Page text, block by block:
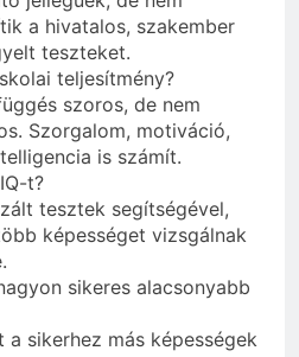
a hivatalos, szakember
teszteket.
teljesítmény?
szoros, de nem
Szorgalom, motiváció,
is számít.
t?
tesztek segítségével,
képességet vizsgálnak
sikeres alacsonyabb
a sikerhez más képességek